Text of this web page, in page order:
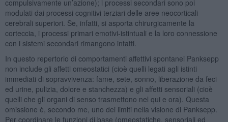
compulsivamente un’azione); i processi secondari sono poi
modulati dai processi cognitivi terziari delle aree neocorticali
cerebrali superiori. Se, infatti, si asporta chirurgicamente la
corteccia, i processi primari emotivi-istintuali e la loro connessione
con i sistemi secondari rimangono intatti.
In questo repertorio di comportamenti affettivi spontanei Panksepp
non include gli affetti omeostatici (cioè quelli legati agli istinti
immediati di sopravvivenza: fame, sete, sonno, liberazione da feci
ed urine, pulizia, dolore e stanchezza) e gli affetti sensoriali (cioè
quelli che gli organi di senso trasmettono nel qui e ora). Questa
omissione è, secondo me, uno dei limiti nella visione di Panksepp.
Per coordinare le funzioni di base (omeostatiche, sensoriali ed